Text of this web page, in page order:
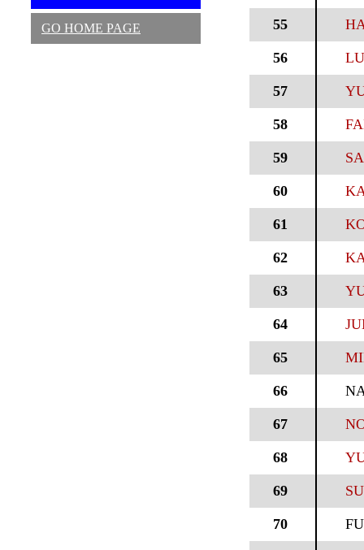
GO HOME PAGE 55
56
57
58
59
60
61
62
63
64
65
66
67
68
69
70